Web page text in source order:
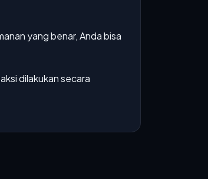
yang benar, Anda bisa
dilakukan secara